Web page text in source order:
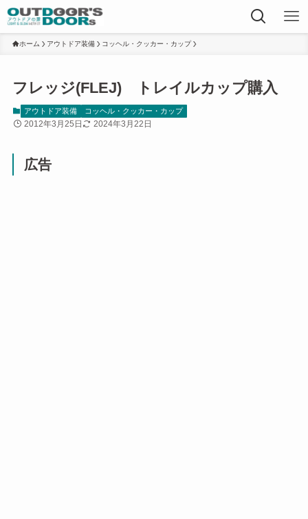
ホーム アウトドア装備 コッヘル・クッカー・カップ
フレッジ(FLEJ) トレイルカップ購入
アウトドア装備 コッヘル・クッカー・カップ
2012年3月25日 2024年3月22日
広告